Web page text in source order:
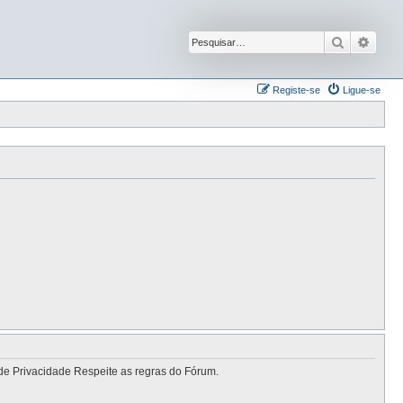
Pesquisar
Ligue-se
Registe-se
Privacidade Respeite as regras do Fórum.